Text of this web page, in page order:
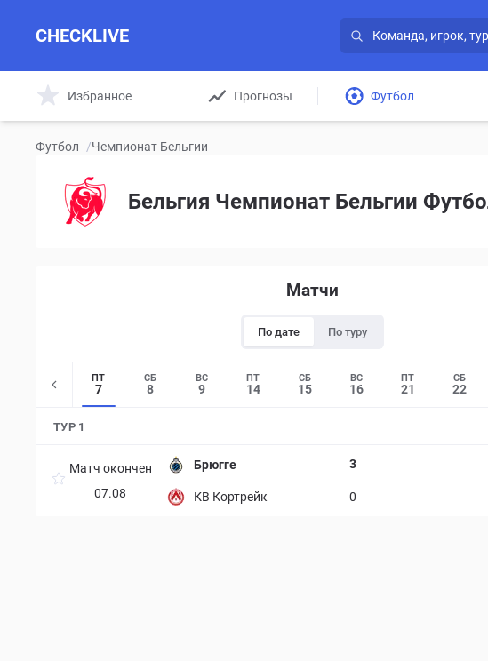
CHECKLIVE
Избранное Прогнозы Футбол
Футбол /Чемпионат Бельгии
Бельгия Чемпионат Бельгии
Матчи
По дате По туру
ПТ
7
СБ
8
ВС
9
ПТ
14
СБ
15
ВС
16
ПТ
21
СБ
22
ТУР 1
Матч окончен
07.08
Брюгге
КВ Кортрейк
3
0